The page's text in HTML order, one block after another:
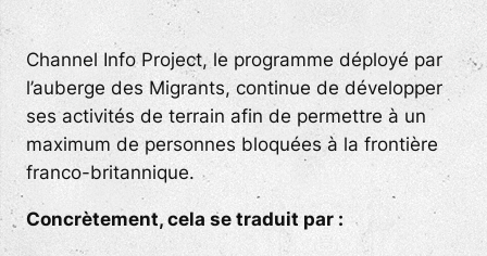
Channel Info Project, le programme déployé par
l’auberge des Migrants, continue de développer
ses activités de terrain afin de permettre à un
maximum de personnes bloquées à la frontière
franco-britannique.
Concrètement, cela se traduit par :